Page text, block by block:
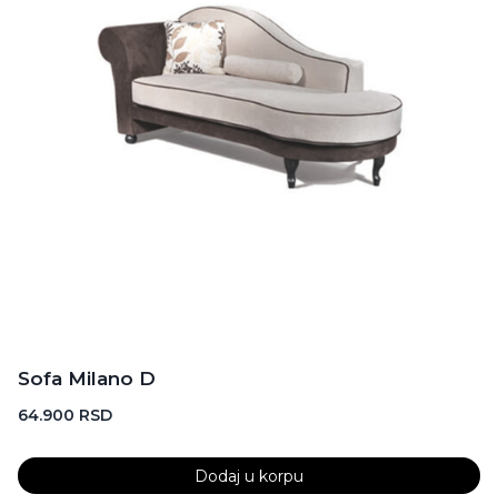
Sofa Milano D
64.900 RSD
Dodaj u korpu